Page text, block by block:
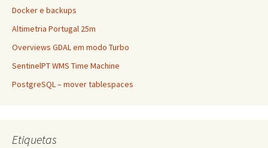
Docker e backups
Altimetria Portugal 25m
Overviews GDAL em modo Turbo
SentinelPT WMS Time Machine
PostgreSQL – mover tablespaces
Etiquetas